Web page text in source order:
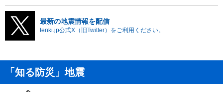
最新の地震情報を配信
tenki.jp公式X（旧Twitter）をご利用ください。
「知る防災」地震